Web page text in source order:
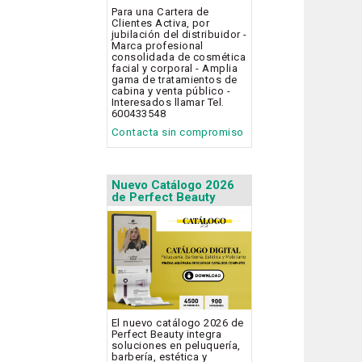
Para una Cartera de
Clientes Activa, por
jubilación del distribuidor -
Marca profesional
consolidada de cosmética
facial y corporal - Amplia
gama de tratamientos de
cabina y venta público -
Interesados llamar Tel.
600433548
Contacta sin compromiso
Nuevo Catálogo 2026
de Perfect Beauty
El nuevo catálogo 2026 de
Perfect Beauty integra
soluciones en peluquería,
barbería, estética y